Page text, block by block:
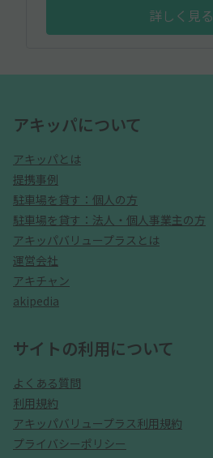
詳しく見る
アキッパについて
アキッパとは
提携事例
駐車場を貸す：個人の方
駐車場を貸す：法人・個人事業主の方
アキッパバリュープラスとは
運営会社
アキチャン
akipedia
サイトの利用について
よくある質問
利用規約
アキッパバリュープラス利用規約
プライバシーポリシー